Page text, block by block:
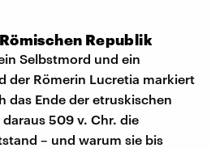
Republik
Selbstmord und ein
der Römerin Lucretia markiert
das Ende der etruskischen
509 v. Chr. die
– und warum sie bis